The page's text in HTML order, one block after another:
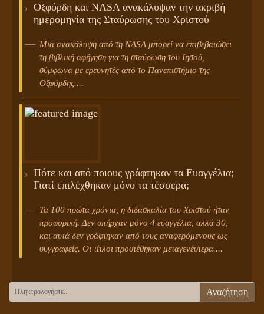
Οξφόρδη και NASA ανακάλυψαν την ακριβή
ημερομηνία της Σταύρωσης του Χριστού
Μια ανακάλυψη από τη NASA μπορεί να επιβεβαιώσει
τη βιβλική αφήγηση για τη σταύρωση του Ιησού,
σύμφωνα με ερευνητές από το Πανεπιστήμιο της
Οξφόρδης....
Πότε και από ποιους γράφτηκαν τα Ευαγγέλια;
Γιατί επιλέχθηκαν μόνο τα τέσσερα;
Τα 100 πρώτα χρόνια, η διδασκαλία του Χριστού ήταν
προφορική. Δεν υπήρχαν μόνο 4 ευαγγέλια, αλλά 30,
και αυτά δεν γράφτηκαν από τους αναφερόμενους ως
συγγραφείς. Οι τίτλοι προστέθηκαν μεταγενέστερα....
Αναζήτηση